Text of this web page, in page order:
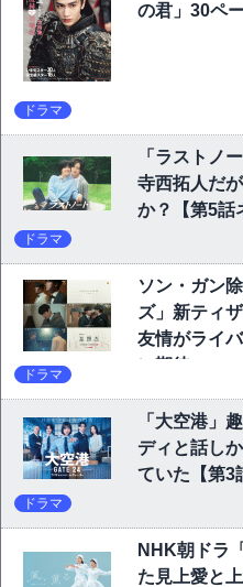
の君」30ペ
ドラマ
「ラストノ
寺西拓人だ
か？【第5話
ドラマ
ソン・ガン
ズ」新ティ
友情がライ
に期待
ドラマ
「大空港」
ディと話し
ていた【第3
ドラマ
NHK朝ドラ
た見上愛と